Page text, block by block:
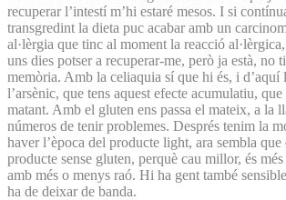
recuperar l’intestí m’hi estaré mesos. I si
transgredint la dieta puc acabar amb un
al·lèrgia que tinc al moment la reacció
uns dies potser a recuperar-me, però ja està, no
memòria. Amb la celiaquia sí que hi és, i d’aquí
l’arsènic, que tens aquest efecte acumulatiu,
matant. Amb el gluten ens passa el mateix, a la
números de tenir problemes. Després tenim la
haver l’època del producte light, ara sembla que
producte sense gluten, perquè cau millor, és
amb més o menys raó. Hi ha gent també
ha de deixar de banda.